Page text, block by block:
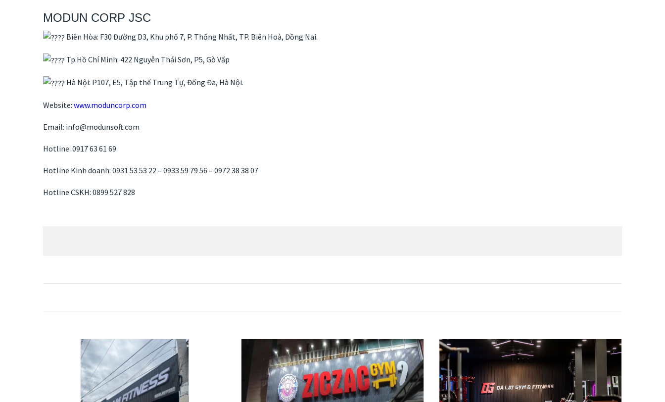
MODUN CORP JSC
Biên Hòa: F30 Đường D3, Khu phố 7, P. Thống Nhất, TP. Biên Hoà, Đồng Nai.
Tp.Hồ Chí Minh: 422 Nguyễn Thái Sơn, P5, Gò Vấp
Hà Nội: P107, E5, Tập thể Trung Tự, Đống Đa, Hà Nội.
Website: www.moduncorp.com
Email: info@modunsoft.com
Hotline: 0917 63 61 69
Hotline Kinh doanh: 0931 53 53 22 – 0933 59 79 56 – 0972 38 38 07
Hotline CSKH: 0899 527 828